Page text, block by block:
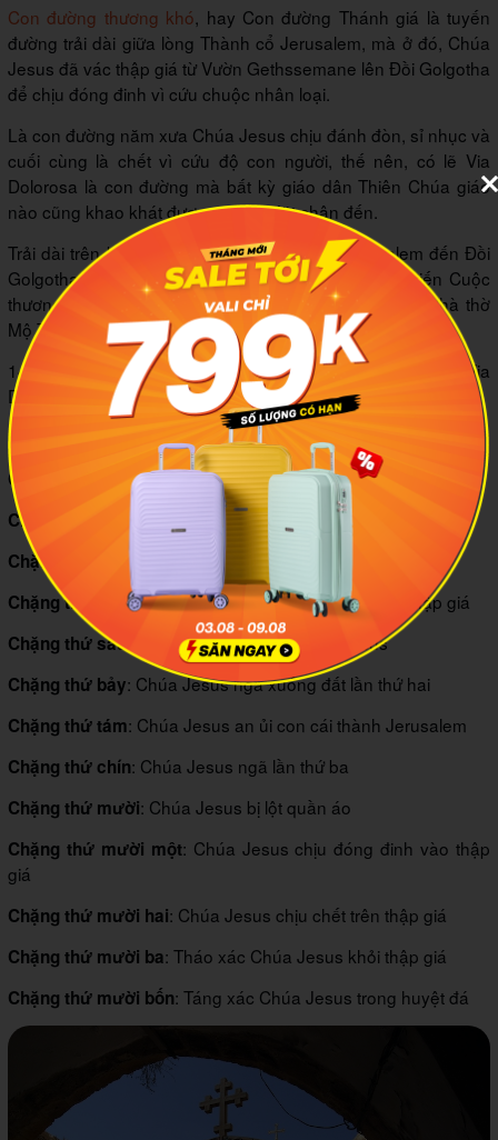
Con đường thương khó, hay Con đường Thánh giá là tuyến
đường trải dài giữa lòng Thành cổ Jerusalem, mà ở đó, Chúa
Jesus đã vác thập giá từ Vườn Gethssemane lên Đồi Golgotha
để chịu đóng đinh vì cứu chuộc nhân loại.
Là con đường năm xưa Chúa Jesus chịu đánh đòn, sỉ nhục và
cuối cùng là chết vì cứu độ con người, thế nên, có lẽ Via
Dolorosa là con đường mà bất kỳ giáo dân Thiên Chúa giáo
nào cũng khao khát được một lần đặt chân đến.
Trải dài trên khắp con đường từ Thành cổ Jerusalem đến Đồi
Golgotha là 14 chặng đàng Thánh giá, mô tả diễn tiến Cuộc
thương khó của Chúa Jesus, với điểm cuối cùng là Nhà thờ
Mộ Thánh, nơi hầm mộ táng xác Ngài.
14 chặng đàng Thánh giá trên Con đường thương khó Via
Dolorosa bao gồm:
Chặng thứ nhất
: Chúa Jesus bị kết án tử hình
Chặng thứ hai
: Chúa Jesus vác thập giá
Chặng thứ ba
: Chúa Jesus ngã xuống đất lần thứ nhất
Chặng thứ tư
: Chúa Jesus gặp Đức Mẹ
Chặng thứ năm: Ông Simone thành Cyryne vác đỡ thập giá
Chặng thứ sáu : Bà Veronica lau mặt Chúa Jesus
Chặng thứ bảy: Chúa Jesus ngã xuống đất lần thứ hai
Chặng thứ tám: Chúa Jesus an ủi con cái thành Jerusalem
Chặng thứ chín: Chúa Jesus ngã lần thứ ba
Chặng thứ mười: Chúa Jesus bị lột quần áo
Chặng thứ mười một: Chúa Jesus chịu đóng đinh vào thập
giá
Chặng thứ mười hai: Chúa Jesus chịu chết trên thập giá
Chặng thứ mười ba: Tháo xác Chúa Jesus khỏi thập giá
Chặng thứ mười bốn: Táng xác Chúa Jesus trong huyệt đá